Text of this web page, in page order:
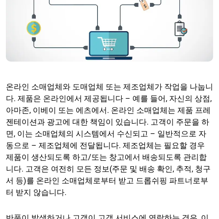
온라인 소매업체와 도매업체 또는 제조업체가 작업을 나눕니
다. 제품은 온라인에서 제공됩니다 – 예를 들어, 자신의 상점,
아마존, 이베이 또는 에츠에서. 온라인 소매업체는 제품 프레
젠테이션과 광고에 대한 책임이 있습니다. 고객이 주문을 하
면, 이는 소매업체의 시스템에서 수신되고 – 일반적으로 자
동으로 – 제조업체에 전달됩니다. 제조업체는 필요할 경우
제품이 생산되도록 하고/또는 창고에서 배송되도록 관리합
니다. 고객은 여전히 모든 정보(주문 및 배송 확인, 추적, 청구
서 등)를 온라인 소매업체로부터 받고 드롭쉬핑 파트너로부
터 받지 않습니다.